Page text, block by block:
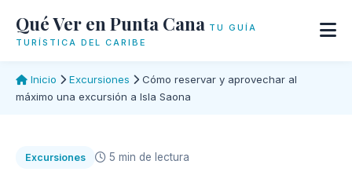
Qué Ver en Punta Cana TU GUÍA
TURÍSTICA DEL CARIBE
Inicio Excursiones
Cómo reservar y aprovechar al
máximo una excursión a Isla Saona
Excursiones 5 min de lectura